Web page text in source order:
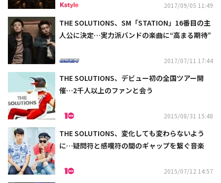
2017/09/05 11:49
THE SOLUTIONS、SM「STATION」16番目の主
人公に決定…実力派バンドの楽曲に“高まる期待”
2017/07/11 17:44
THE SOLUTIONS、デビュー初の全国ツアー開
催…2千人以上のファンと会う
2015/08/31 15:48
THE SOLUTIONS、変化しても変わらないよう
に…疑問符と感嘆符の間のギャップを繋ぐ音楽
2015/07/12 14:57